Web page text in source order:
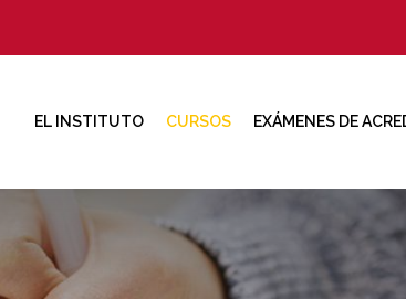
EL INSTITUTO CURSOS EXÁMENES DE